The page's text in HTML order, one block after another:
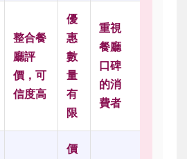
整合餐
廳評
價，可
信度高
優
惠
數
量
有
限
重視
餐廳
口碑
的消
費者
價